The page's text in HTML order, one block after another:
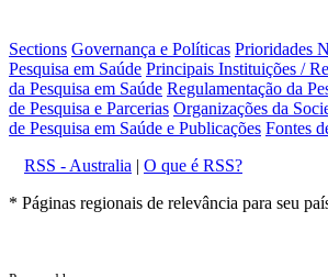
Sections Governança e Políticas Prioridades
Pesquisa em Saúde Principais Instituições /
da Pesquisa em Saúde Regulamentação da
de Pesquisa e Parcerias Organizações da
de Pesquisa em Saúde e Publicações Fontes
RSS - Australia | O que é RSS?
* Páginas regionais de relevância para seu